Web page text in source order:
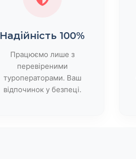
Надійність 100%
Працюємо лише з
перевіреними
туроператорами. Ваш
відпочинок у безпеці.